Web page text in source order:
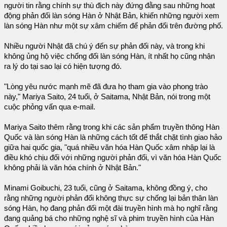
người tin rằng chính sự thù địch này đứng đằng sau những hoạt
động phản đối làn sóng Hàn ở Nhật Bản, khiến những người xem
làn sóng Hàn như một sự xâm chiếm để phản đối trên đường phố.
Nhiều người Nhật đã chú ý đến sự phản đối này, và trong khi
không ủng hộ việc chống đối làn sóng Hàn, ít nhất họ cũng nhận
ra lý do tại sao lại có hiện tượng đó.
"Lòng yêu nước mạnh mẽ đã đưa họ tham gia vào phong trào
này," Mariya Saito, 24 tuổi, ở Saitama, Nhật Bản, nói trong một
cuộc phỏng vấn qua e-mail.
Mariya Saito thêm rằng trong khi các sản phẩm truyền thông Hàn
Quốc và làn sóng Hàn là những cách tốt để thắt chặt tình giao hảo
giữa hai quốc gia, "quá nhiều văn hóa Hàn Quốc xâm nhập lại là
điều khó chịu đối với những người phản đối, vì văn hóa Hàn Quốc
không phải là văn hóa chính ở Nhật Bản."
Minami Goibuchi, 23 tuổi, cũng ở Saitama, không đồng ý, cho
rằng những người phản đối không thực sự chống lại bản thân làn
sóng Hàn, họ đang phản đối một đài truyền hình mà họ nghĩ rằng
đang quảng bá cho những nghệ sĩ và phim truyền hình của Hàn